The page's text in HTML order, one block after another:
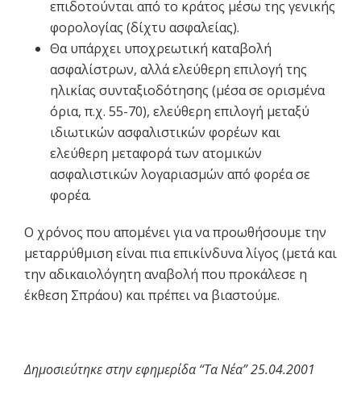
επιδοτούνται από το κράτος μέσω της γενικής
φορολογίας (δίχτυ ασφαλείας).
Θα υπάρχει υποχρεωτική καταβολή
ασφαλίστρων, αλλά ελεύθερη επιλογή της
ηλικίας συνταξιοδότησης (μέσα σε ορισμένα
όρια, π.χ. 55-70), ελεύθερη επιλογή μεταξύ
ιδιωτικών ασφαλιστικών φορέων και
ελεύθερη μεταφορά των ατομικών
ασφαλιστικών λογαριασμών από φορέα σε
φορέα.
Ο χρόνος που απομένει για να προωθήσουμε την
μεταρρύθμιση είναι πια επικίνδυνα λίγος (μετά και
την αδικαιολόγητη αναβολή που προκάλεσε η
έκθεση Σπράου) και πρέπει να βιαστούμε.
Δημοσιεύτηκε στην εφημερίδα “Τα Νέα” 25.04.2001